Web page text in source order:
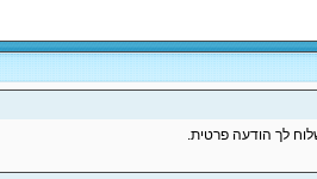
לך הודעה פרטית.